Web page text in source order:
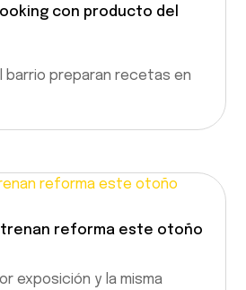
con producto del
barrio preparan recetas en
reforma este otoño
exposición y la misma